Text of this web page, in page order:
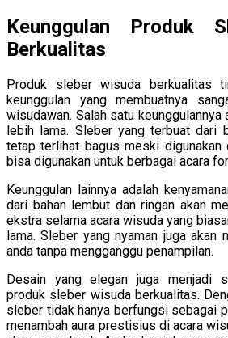
Keunggulan Produk
Berkualitas
Produk sleber wisuda berkualitas
keunggulan yang membuatnya
wisudawan. Salah satu keunggulannya
lebih lama. Sleber yang terbuat dari
tetap terlihat bagus meski digunakan
bisa digunakan untuk berbagai acara
Keunggulan lainnya adalah
dari bahan lembut dan ringan akan
ekstra selama acara wisuda yang
lama. Sleber yang nyaman juga akan
anda tanpa mengganggu penampilan.
Desain yang elegan juga menjadi
produk sleber wisuda berkualitas.
sleber tidak hanya berfungsi sebagai
menambah aura prestisius di acara